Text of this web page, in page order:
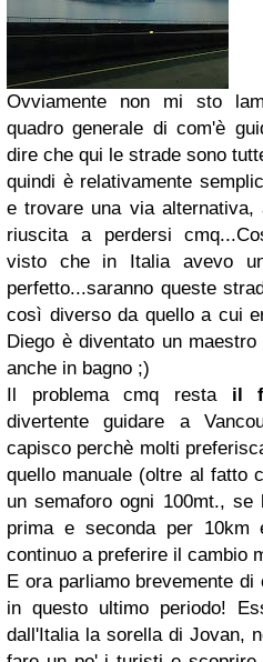
Ovviamente non mi sto
quadro generale di com'è
dire che qui le strade sono
quindi è relativamente
e trovare una via
riuscita a perdersi
visto che in Italia avevo un
perfetto...saranno queste
così diverso da quello a cui
Diego è diventato un
anche in bagno ;)
Il problema cmq resta il
divertente guidare a
capisco perchè molti
quello manuale (oltre al fatto
un semaforo ogni 100mt.,
prima e seconda per 10km
continuo a preferire il cambio
E ora parliamo brevemente
in questo ultimo periodo!
dall'Italia la sorella di Jovan,